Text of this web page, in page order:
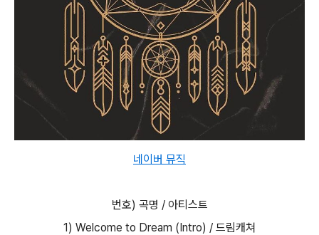
네이버 뮤직
번호) 곡명 / 아티스트
1) Welcome to Dream (Intro) / 드림캐쳐